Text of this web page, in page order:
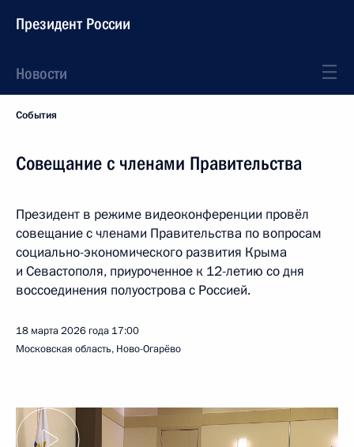
Президент России
Новости
События
Совещание с членами Правительства
Президент в режиме видеоконференции провёл
совещание с членами Правительства по вопросам
социально-экономического развития Крыма
и Севастополя, приуроченное к 12-летию со дня
воссоединения полуострова с Россией.
18 марта 2026 года 17:00
Московская область, Ново-Огарёво